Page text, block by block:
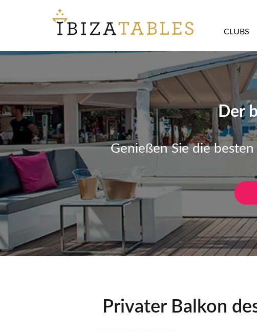
CLUBS
Der
Genießen Sie die
Privater Balkon